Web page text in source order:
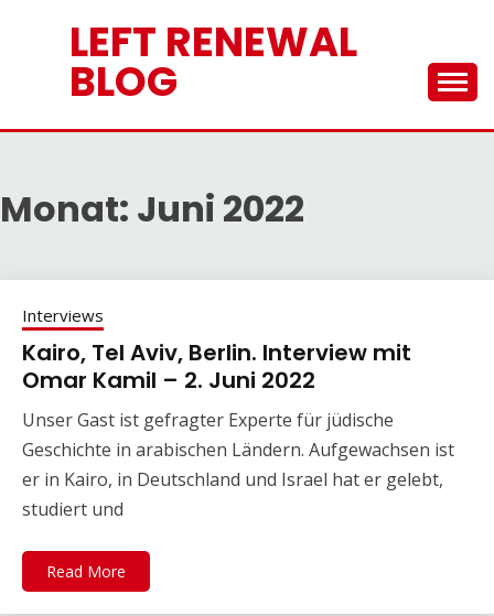
LEFT RENEWAL
BLOG
Monat: Juni 2022
Interviews
Kairo, Tel Aviv, Berlin. Interview mit
Omar Kamil – 2. Juni 2022
Unser Gast ist gefragter Experte für jüdische
Geschichte in arabischen Ländern. Aufgewachsen ist
er in Kairo, in Deutschland und Israel hat er gelebt,
studiert und
Read More